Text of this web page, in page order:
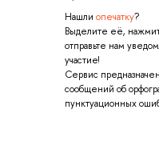
Нашли опечатку?
Выделите её,
отправьте нам
участие!
Сервис
сообщений об
пунктуационных